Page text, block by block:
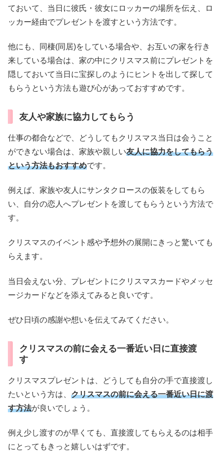
ておいて、当日に彼氏・彼女にロッカーの場所を伝え、ロ
ッカー経由でプレゼントを渡すという方法です。
他にも、同棲(同居)をしている場合や、お互いの家を行き
来している場合は、家の中にクリスマス前にプレゼントを
隠しておいて当日に宝探しのようにヒントを出して探して
もらうという方法も遊び心があっておすすめです。
友人や家族に協力してもらう
仕事の都合などで、どうしてもクリスマス当日は会うこと
ができない場合は、家族や親しい友人に協力をしてもらう
という方法もおすすめです。
例えば、家族や友人にサンタクロースの仮装をしてもら
い、自分の恋人へプレゼントを渡してもらうという方法で
す。
クリスマスのイベント感や予想外の展開にきっと驚いても
らえます。
当日会えない分、プレゼントにクリスマスカードやメッセ
ージカードなどを添えてみると良いです。
ぜひ日頃の感謝や想いを伝えてみてください。
クリスマスの前に会える一番近い日に直接渡
す
クリスマスプレゼントは、どうしても自分の手で直接渡し
たいという方は、 クリスマスの前に会える一番近い日に渡
す方法が良いでしょう。
例え少し渡すのが早くても、直接渡してもらえるのは相手
にとってもきっと嬉しいはずです。